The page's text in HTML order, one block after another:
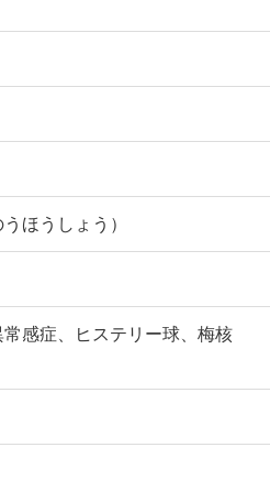
ほうしょう）
感症、ヒステリー球、梅核